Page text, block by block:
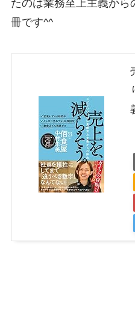
たのは業務至上主義か
冊です^^